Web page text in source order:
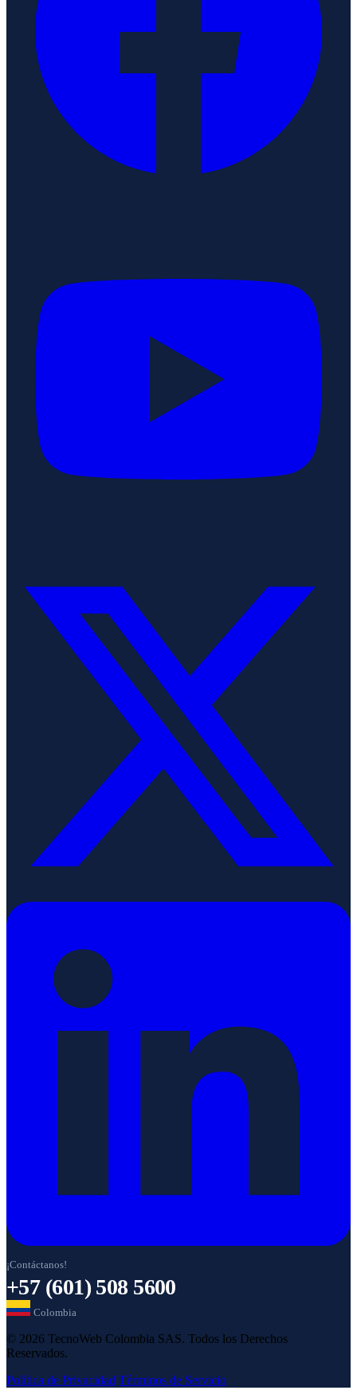
¡Contáctanos!
+57 (601) 508 5600
Colombia
© 2026 TecnoWeb Colombia SAS. Todos los Derechos
Reservados.
Política de Privacidad Términos de Servicio